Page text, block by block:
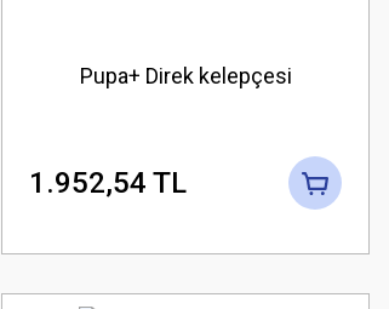
Pupa+ Direk kelepçesi
1.952,54 TL